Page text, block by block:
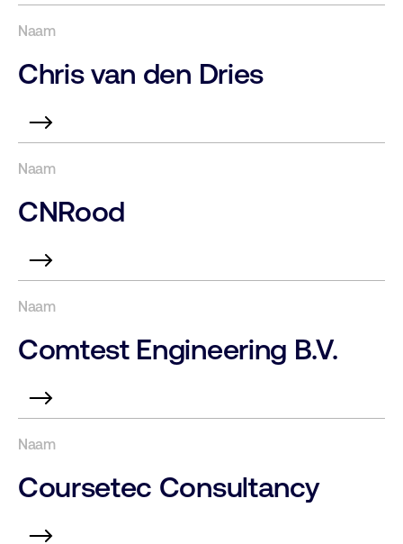
Chris van den Dries
CNRood
Comtest Engineering B.V.
Coursetec Consultancy